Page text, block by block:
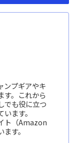
ンプギアやキ
す。これから
でも役に立つ
ます。
ト（Amazon
す。